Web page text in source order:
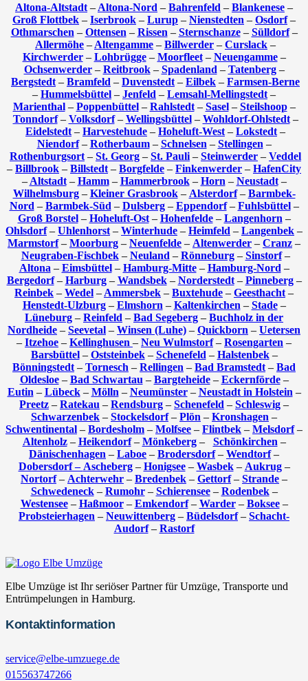
Altona-Altstadt – Altona-Nord – Bahrenfeld – Blankenese –
Groß Flottbek – Iserbrook – Lurup – Nienstedten – Osdorf–
Othmarschen – Ottensen – Rissen – Sternschanze– Sülldorf–
Allermöhe – Altengamme – Billwerder – Curslack –
Kirchwerder– Lohbrügge– Moorfleet– Neuengamme–
Ochsenwerder– Reitbrook– Spadenland – Tatenberg–
Bergstedt – Bramfeld – Duvenstedt – Eilbek – Farmsen-Berne
– Hummelsbüttel – Jenfeld – Lemsahl-Mellingstedt –
Marienthal– Poppenbüttel– Rahlstedt– Sasel– Steilshoop–
Tonndorf– Volksdorf– Wellingsbüttel– Wohldorf-Ohlstedt–
Eidelstedt – Harvestehude – Hoheluft-West – Lokstedt –
Niendorf– Rotherbaum– Schnelsen – Stellingen –
Rothenburgsort – St. Georg – St. Pauli – Steinwerder – Veddel
– Billbrook – Billstedt – Borgfelde – Finkenwerder – HafenCity
– Altstadt– Hamm– Hammerbrook– Horn – Neustadt–
Wilhelmsburg– Kleiner Grasbrook– Alsterdorf– Barmbek-
Nord – Barmbek-Süd – Dulsberg– Eppendorf– Fuhlsbüttel–
Groß Borstel– Hoheluft-Ost– Hohenfelde– Langenhorn –
Ohlsdorf– Uhlenhorst – Winterhude – Heimfeld – Langenbek –
Marmstorf– Moorburg – Neuenfelde – Altenwerder – Cranz –
Neugraben-Fischbek– Neuland – Rönneburg– Sinstorf–
Altona – Eimsbüttel– Hamburg-Mitte– Hamburg-Nord –
Bergedorf– Harburg– Wandsbek– Norderstedt– Pinneberg–
Reinbek – Wedel – Ammersbek – Buxtehude – Geesthacht –
Henstedt-Ulzburg– Elmshorn – Kaltenkirchen – Stade–
Lüneburg – Reinfeld – Bad Segeberg – Buchholz in der
Nordheide – Seevetal – Winsen (Luhe) – Quickborn – Uetersen
– Itzehoe – Kellinghusen – Neu Wulmstorf– Rosengarten –
Barsbüttel– Oststeinbek– Schenefeld – Halstenbek–
Bönningstedt – Tornesch – Rellingen – Bad Bramstedt – Bad
Oldesloe– Bad Schwartau – Bargteheide– Eckernförde–
Eutin – Lübeck– Mölln – Neumünster– Neustadt in Holstein –
Preetz – Ratekau – Rendsburg – Schenefeld – Schleswig –
Schwarzenbek – Stockelsdorf– Plön – Kronshagen –
Schwentinental – Bordesholm – Molfsee – Flintbek – Melsdorf–
Altenholz– Heikendorf– Mönkeberg– Schönkirchen –
Dänischenhagen – Laboe – Brodersdorf– Wendtorf–
Dobersdorf – Ascheberg– Honigsee– Wasbek– Aukrug–
Nortorf– Achterwehr – Bredenbek – Gettorf– Strande –
Schwedeneck– Rumohr– Schierensee– Rodenbek–
Westensee– Haßmoor– Emkendorf– Warder– Boksee–
Probsteierhagen – Neuwittenberg – Büdelsdorf– Schacht-
Audorf– Rastorf
Elbe Umzüge ist Ihr seriöser Partner für Umzüge, Transporte und
Entrümpelungen in Hamburg.
Kontaktinformation
service@elbe-umzuege.de
015563747266